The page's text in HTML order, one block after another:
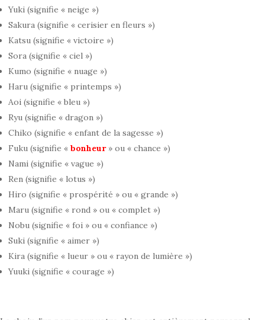
Yuki (signifie « neige »)
Sakura (signifie « cerisier en fleurs »)
Katsu (signifie « victoire »)
Sora (signifie « ciel »)
Kumo (signifie « nuage »)
Haru (signifie « printemps »)
Aoi (signifie « bleu »)
Ryu (signifie « dragon »)
Chiko (signifie « enfant de la sagesse »)
Fuku (signifie « bonheur» ou « chance »)
Nami (signifie « vague »)
Ren (signifie « lotus »)
Hiro (signifie « prospérité » ou « grande »)
Maru (signifie « rond » ou « complet »)
Nobu (signifie « foi » ou « confiance »)
Suki (signifie « aimer »)
Kira (signifie « lueur » ou « rayon de lumière »)
Yuuki (signifie « courage »)